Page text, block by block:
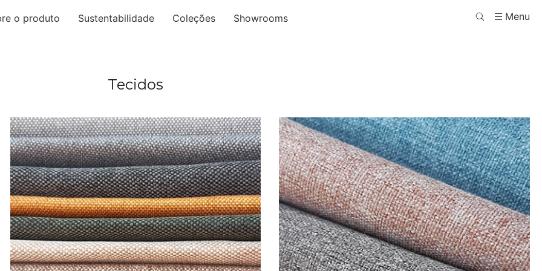
Menu
o produto Sustentabilidade Coleções Showrooms
Tecidos